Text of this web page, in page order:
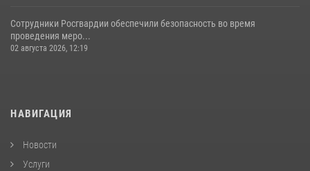
Сотрудники Росгвардии обеспечили безопасность во время
проведения меро...
02 августа 2026, 12:19
НАВИГАЦИЯ
Новости
Услуги